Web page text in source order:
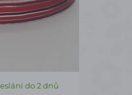
do 2 dnů